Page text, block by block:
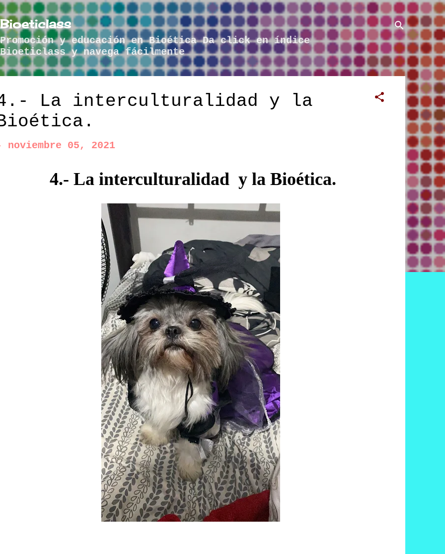
Ir al contenido principal
Bioeticlass
Promoción y educación en Bioética Da click en índice
Bioeticlass y navega fácilmente
La interculturalidad y la
noviembre 05, 2021
4.- La interculturalidad y la Bioética.